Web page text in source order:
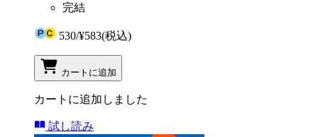
完結
530/¥583(税込)
カートに追加
カートに追加しました
試し読み